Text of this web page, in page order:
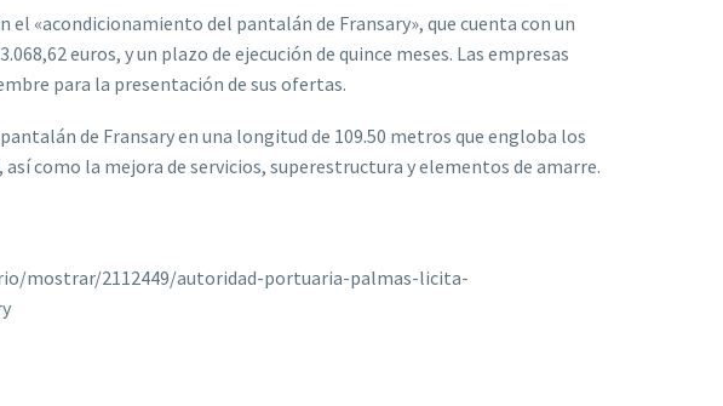
el «acondicionamiento del pantalán de Fransary», que cuenta con un
euros, y un plazo de ejecución de quince meses. Las empresas
para la presentación de sus ofertas.
de Fransary en una longitud de 109.50 metros que engloba los
como la mejora de servicios, superestructura y elementos de amarre.
mostrar/2112449/autoridad-portuaria-palmas-licita-